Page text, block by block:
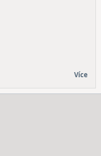
Více